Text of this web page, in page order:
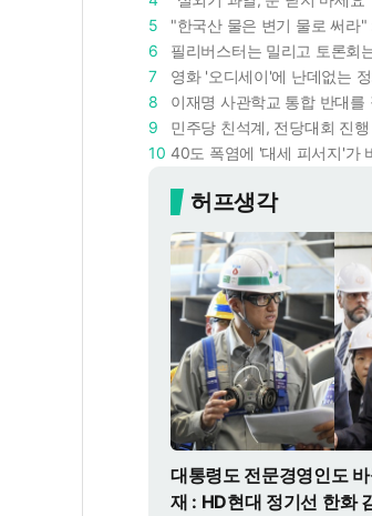
5
6
7
8
9
10
허프생각
대통령도 전문경영인도
재 : HD현대 정기선 한화